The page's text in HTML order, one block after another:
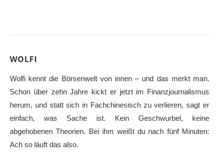
WOLFI
Wolfi kennt die Börsenwelt von innen – und das merkt man.
Schon über zehn Jahre kickt er jetzt im Finanzjournalismus
herum, und statt sich in Fachchinesisch zu verlieren, sagt er
einfach, was Sache ist. Kein Geschwurbel, keine
abgehobenen Theorien. Bei ihm weißt du nach fünf Minuten:
Ach so läuft das also.